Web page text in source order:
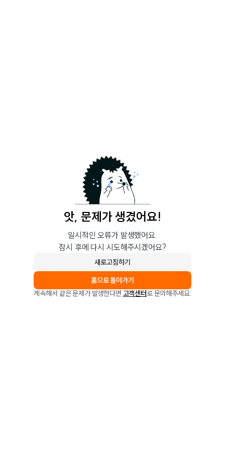
앗, 문제가 생겼어요!
일시적인 오류가 발생했어요.
잠시 후에 다시 시도해주시겠어요?
새로고침하기
홈으로 돌아가기
계속해서 같은 문제가 발생한다면 고객센터로 문의해주세요.